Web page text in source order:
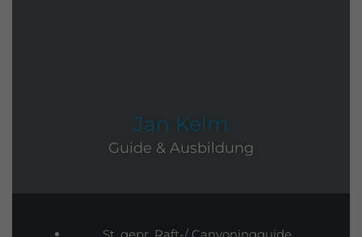
Jan Kelm
Guide & Ausbildung